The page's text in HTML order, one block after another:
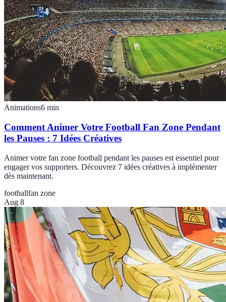
Animations6 min
Comment Animer Votre Football Fan Zone Pendant
les Pauses : 7 Idées Créatives
Animer votre fan zone football pendant les pauses est essentiel pour
engager vos supporters. Découvrez 7 idées créatives à implémenter
dès maintenant.
footballfan zone
Aug 8